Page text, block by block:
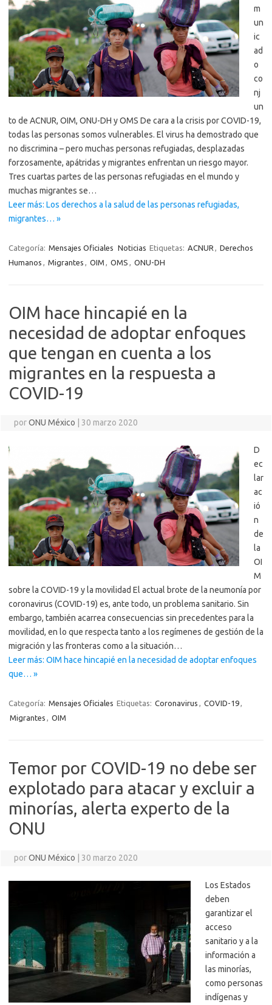
m
un
ic
ad
o
co
nj
un
to de ACNUR, OIM, ONU-DH y OMS De cara a la crisis por COVID-19,
todas las personas somos vulnerables. El virus ha demostrado que
no discrimina – pero muchas personas refugiadas, desplazadas
forzosamente, apátridas y migrantes enfrentan un riesgo mayor.
Tres cuartas partes de las personas refugiadas en el mundo y
muchas migrantes se…
Leer más: Los derechos a la salud de las personas refugiadas,
migrantes… »
Categoría: Mensajes Oficiales Noticias Etiquetas: ACNUR , Derechos
Humanos , Migrantes , OIM , OMS , ONU-DH
OIM hace hincapié en la
necesidad de adoptar enfoques
que tengan en cuenta a los
migrantes en la respuesta a
COVID-19
porONU México 30 marzo 2020
D
ec
lar
ac
ió
n
de
la
OI
M
sobre la COVID-19 y la movilidad El actual brote de la neumonía por
coronavirus (COVID-19) es, ante todo, un problema sanitario. Sin
embargo, también acarrea consecuencias sin precedentes para la
movilidad, en lo que respecta tanto a los regímenes de gestión de la
migración y las fronteras como a la situación…
Leer más: OIM hace hincapié en la necesidad de adoptar enfoques
que… »
Categoría: Mensajes Oficiales Etiquetas: Coronavirus , COVID-19,
Migrantes , OIM
Temor por COVID-19 no debe ser
explotado para atacar y excluir a
minorías, alerta experto de la
ONU
porONU México 30 marzo 2020
Los Estados
deben
garantizar el
acceso
sanitario y a la
información a
las minorías,
como personas
indígenas y